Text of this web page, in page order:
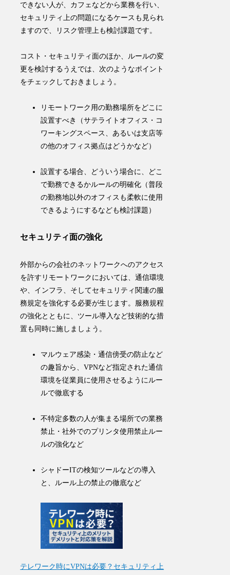
できない人が、カフェなどから業務を行い、
セキュリティ上の問題になるケースも見られ
ますので、リスク管理上も検討課題です。
コスト・セキュリティ面のほか、ルールの変
更を検討するうえでは、次のようなポイント
をチェックしておきましょう。
リモートワーク用の勤務場所をどこに
設置すべき（サテライトオフィス・コ
ワーキングスペース、あるいは支店等
の他のオフィス拠点はどうかなど）
設置する場合、
どういう場合に、どこ
で勤務できるかルールの明確化（普段
の勤務地以外のオフィスも柔軟に使用
できるようにするなども検討課題）
セキュリティ面の強化
外部からの会社のネットワークへのアクセス
を許すリモートワークにおいては、通信環境
や、 インフラ 、そしてセキュリティ関連の服
務規定を強化する必要が生じます 。服務規程
の強化とともに、ツール導入など技術的な措
置も同時に施しましょう。
マルウェア感染・通信傍受の防止など
の趣旨から、VPNなど指定された通信
環境を従業員に使用させるようにルー
ルで徹底する
不特定多数の人が集まる場所での業務
禁止・社外でのプリンタ使用禁止ルー
ルの強化など
シャドーITの検知ツールなどの導入
と、 ルール上の禁止の徹底など
テレワーク時にVPNは必要？セキュリティ上